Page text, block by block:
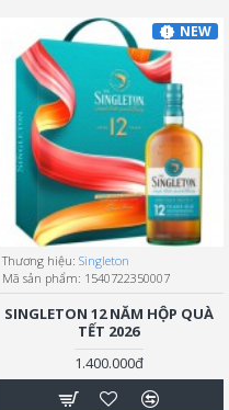
NEW
Thương hiệu: Singleton
Mã sản phẩm: 1540722350007
SINGLETON 12 NĂM HỘP QUÀ
TẾT 2026
1.400.000đ